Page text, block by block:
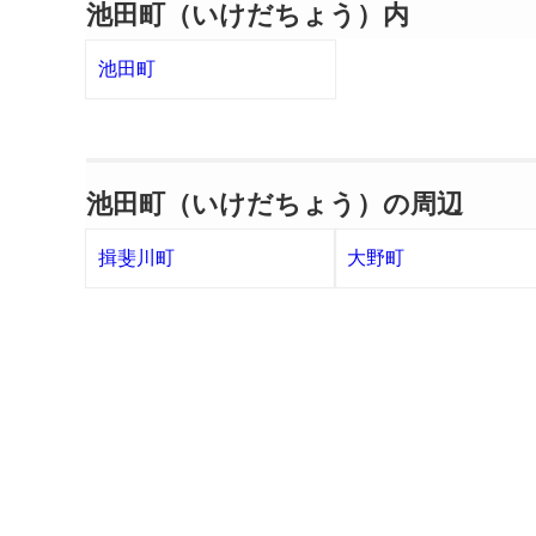
池田町（いけだちょう）内
池田町
池田町（いけだちょう）の周辺
揖斐川町 大野町